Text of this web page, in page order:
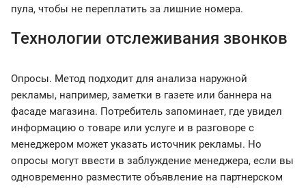
пула, чтобы не переплатить за лишние номера.
Технологии отслеживания звонков
Опросы. Метод подходит для анализа наружной
рекламы, например, заметки в газете или баннера на
фасаде магазина. Потребитель запоминает, где увидел
информацию о товаре или услуге и в разговоре с
менеджером может указать источник рекламы. Но
опросы могут ввести в заблуждение менеджера, если вы
одновременно разместите объявление на партнерском